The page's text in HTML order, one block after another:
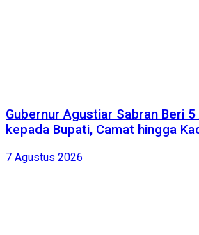
Gubernur Agustiar Sabran Beri
kepada Bupati, Camat hingga
7 Agustus 2026